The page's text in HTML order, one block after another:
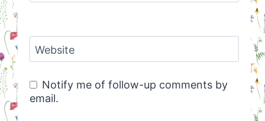
Website
Notify me of follow-up comments by
email.